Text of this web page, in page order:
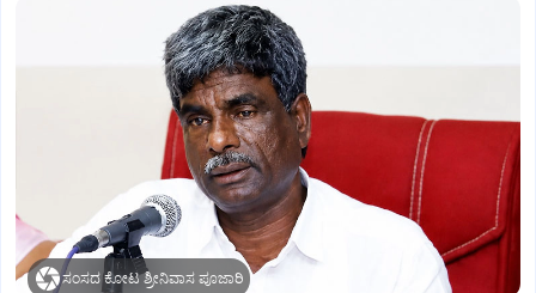
ಸಂಸದ ಕೋಟ ಶ್ರೀನಿವಾಸ ಪೂಜಾರಿ